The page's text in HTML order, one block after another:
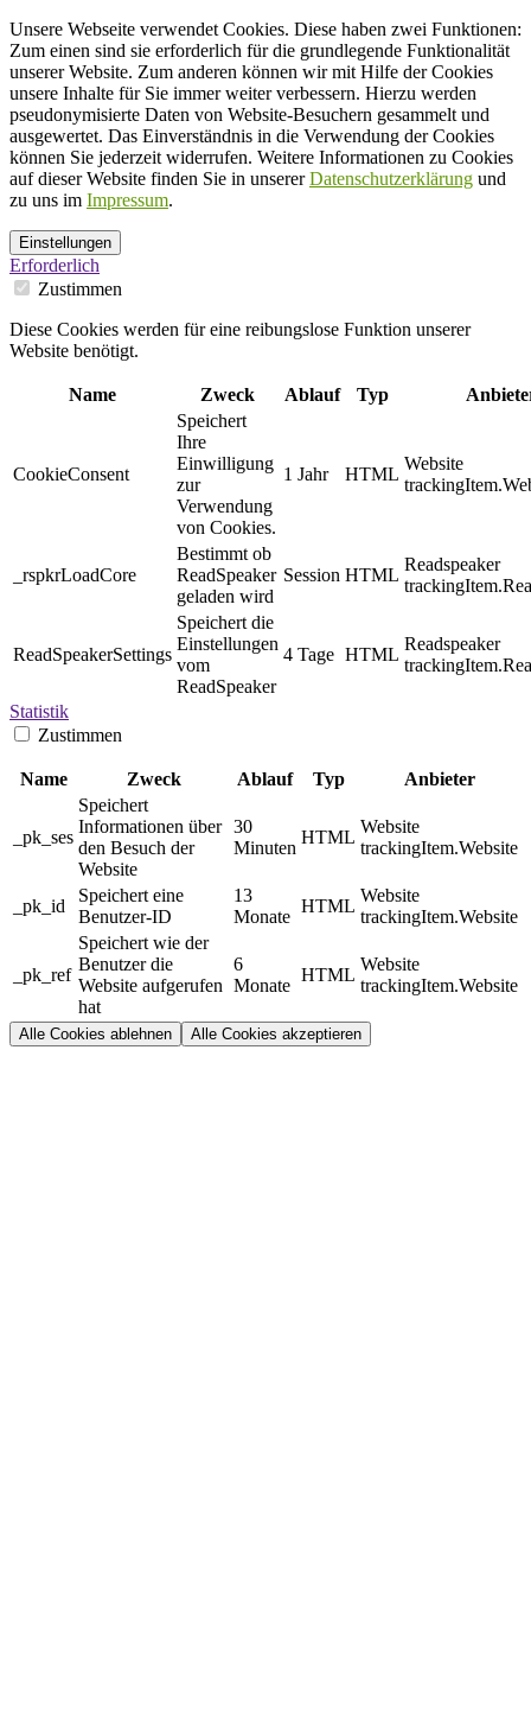
Unsere Webseite verwendet Cookies. Diese haben zwei Funktionen:
Zum einen sind sie erforderlich für die grundlegende Funktionalität
unserer Website. Zum anderen können wir mit Hilfe der Cookies
unsere Inhalte für Sie immer weiter verbessern. Hierzu werden
pseudonymisierte Daten von Website-Besuchern gesammelt und
ausgewertet. Das Einverständnis in die Verwendung der Cookies
können Sie jederzeit widerrufen. Weitere Informationen zu Cookies
auf dieser Website finden Sie in unsererDatenschutzerklärung und
zu uns im Impressum.
Einstellungen
Erforderlich
Zustimmen
Diese Cookies werden für eine reibungslose Funktion unserer
Website benötigt.
Name Zweck Ablauf Typ
CookieConsent
Speichert
Ihre
Einwilligung
zur
Verwendung
von Cookies.
1 Jahr HTML
Website
_rspkrLoadCore
Bestimmt ob
ReadSpeaker
geladen wird
Session HTML
Readspeaker
ReadSpeakerSettings
Speichert die
Einstellungen
vom
ReadSpeaker
4 Tage HTML
Readspeaker
Statistik
Zustimmen
Name Zweck Ablauf Typ Anbieter
_pk_ses
Speichert
Informationen über
den Besuch der
Website
30
Minuten
HTML
Website
trackingItem.Website
_pk_id
Speichert eine
Benutzer-ID
13
Monate
HTML
Website
trackingItem.Website
_pk_ref
Speichert wie der
Benutzer die
Website aufgerufen
hat
6
Monate
HTML
Website
trackingItem.Website
Alle Cookies ablehnen Alle Cookies akzeptieren